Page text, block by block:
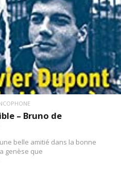
– Bruno de
belle amitié dans la bonne
genèse que